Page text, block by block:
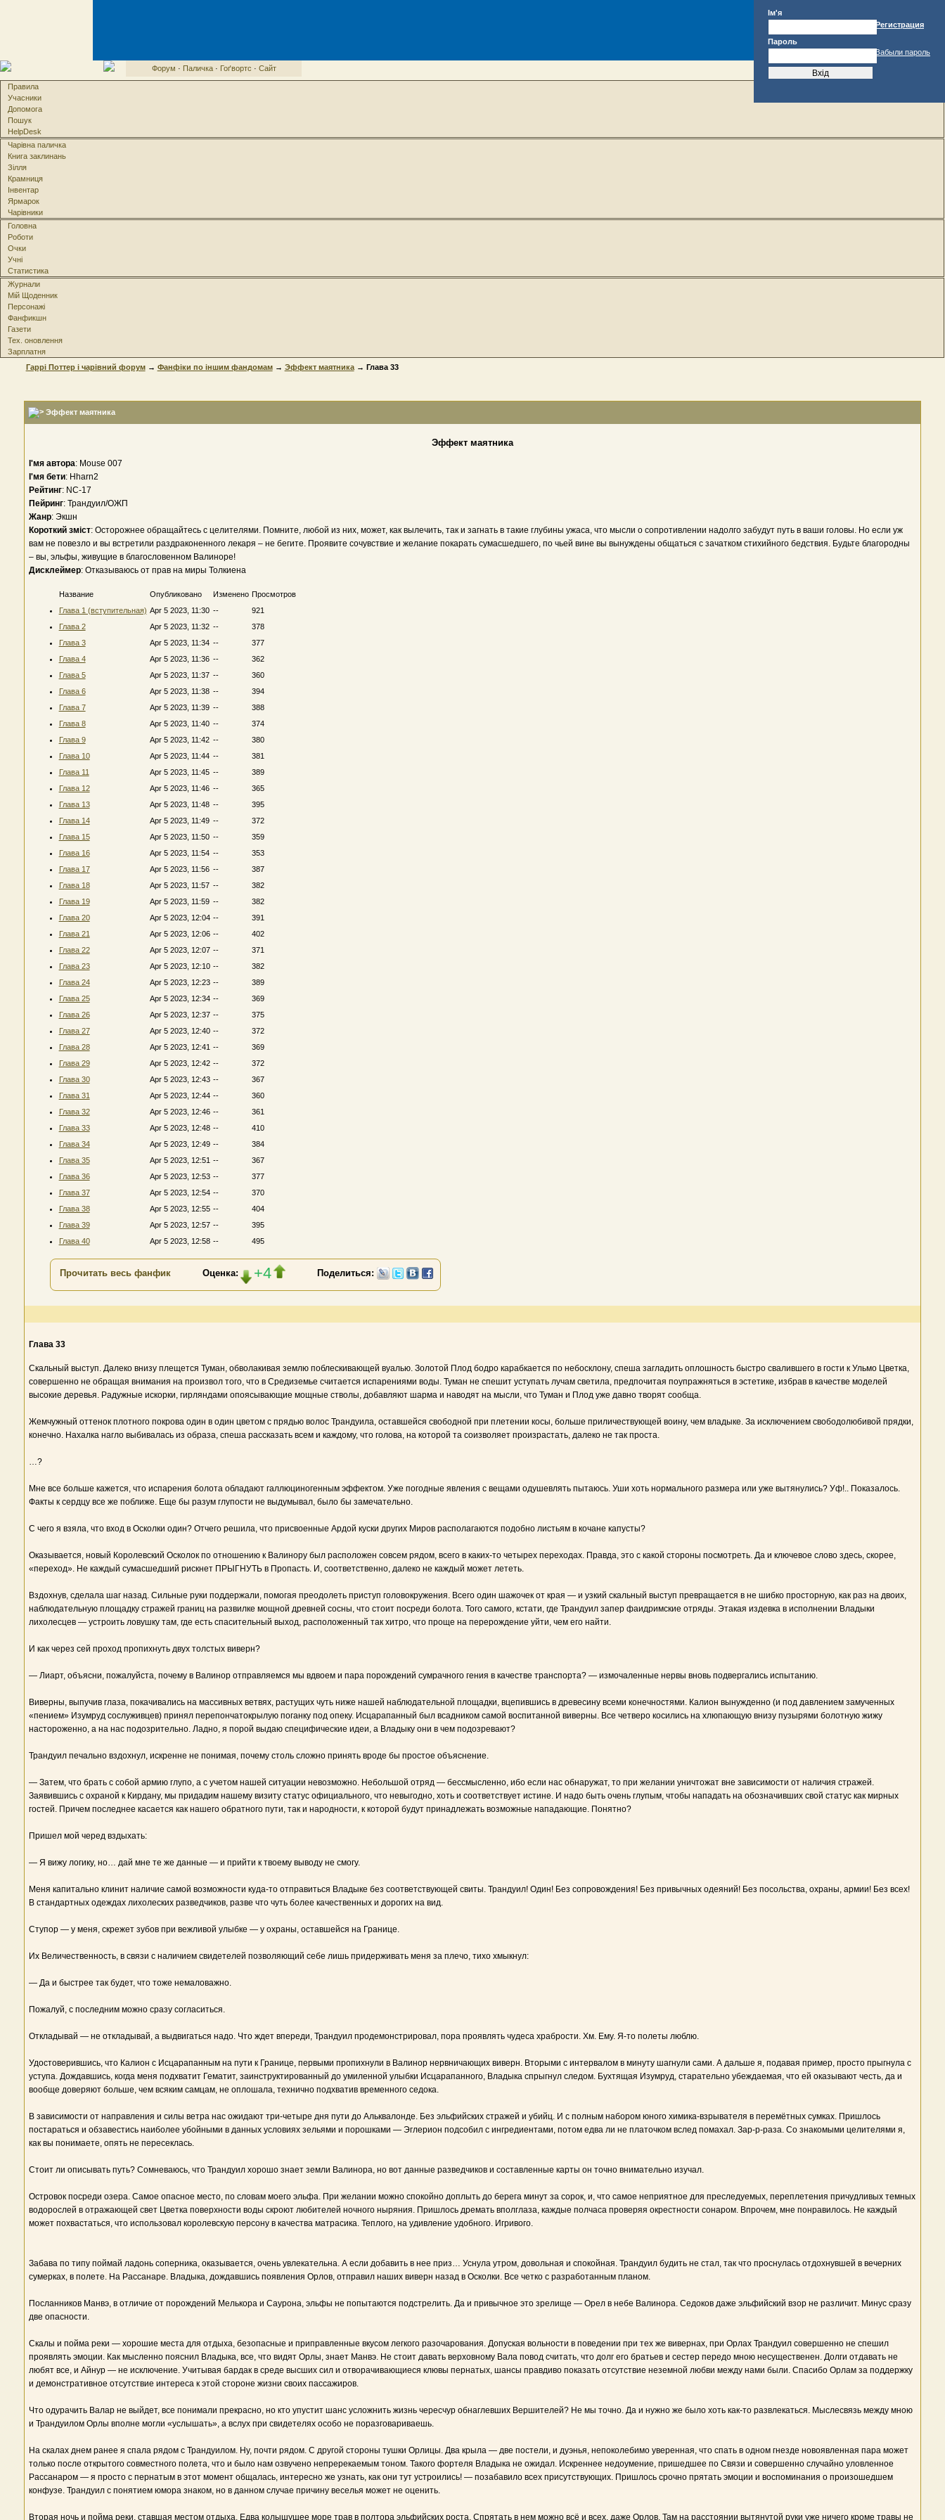
Ім'я
Пароль
Регистрация
Забыли пароль
Форум · Паличка· Гоґвортс · Сайт
Правила
Учасники
Допомога
Пошук
HelpDesk
Чарівна паличка
Книга заклинань
Зілля
Крамниця
Інвентар
Ярмарок
Чарівники
Головна
Роботи
Очки
Учні
Статистика
Журнали
Мій Щоденник
Персонажі
Фанфикшн
Газети
Тех. оновлення
Зарплатня
Гаррі Поттер і чарівний форум→ Фанфіки по іншим фандомам→ Эффект маятника→ Глава 33
Эффект маятника
Эффект маятника
І'мя автора: Mouse 007
І'мя бети: Hharn2
Рейтинг: NC-17
Пейринг: Трандуил/ОЖП
Жанр: Экшн
Короткий зміст: Осторожнее обращайтесь с целителями. Помните, любой из них, может, как вылечить, так и загнать в такие глубины ужаса, что мысли о сопротивлении надолго забудут путь в ваши головы. Но если уж
вам не повезло и вы встретили раздраконенного лекаря – не бегите. Проявите сочувствие и желание покарать сумасшедшего, по чьей вине вы вынуждены общаться с зачатком стихийного бедствия. Будьте благородны
– вы, эльфы, живущие в благословенном Валиноре!
Дисклеймер: Отказываюсь от прав на миры Толкиена
Название Опубликовано Изменено Просмотров
Глава 1 (вступительная) Apr 5 2023, 11:30 --
921
Глава 2
Apr 5 2023, 11:32 --
378
Глава 3
Apr 5 2023, 11:34 --
377
Глава 4
Apr 5 2023, 11:36 --
362
Глава 5
Apr 5 2023, 11:37 --
360
Глава 6
Apr 5 2023, 11:38 --
394
Глава 7
Apr 5 2023, 11:39 --
388
Глава 8
Apr 5 2023, 11:40 --
374
Глава 9
Apr 5 2023, 11:42 --
380
Глава 10
Apr 5 2023, 11:44 --
381
Глава 11
Apr 5 2023, 11:45 --
389
Глава 12
Apr 5 2023, 11:46 --
365
Глава 13
Apr 5 2023, 11:48 --
395
Глава 14
Apr 5 2023, 11:49 --
372
Глава 15
Apr 5 2023, 11:50 --
359
Глава 16
Apr 5 2023, 11:54 --
353
Глава 17
Apr 5 2023, 11:56 --
387
Глава 18
Apr 5 2023, 11:57 --
382
Глава 19
Apr 5 2023, 11:59 --
382
Глава 20
Apr 5 2023, 12:04 --
391
Глава 21
Apr 5 2023, 12:06 --
402
Глава 22
Apr 5 2023, 12:07 --
371
Глава 23
Apr 5 2023, 12:10 --
382
Глава 24
Apr 5 2023, 12:23 --
389
Глава 25
Apr 5 2023, 12:34 --
369
Глава 26
Apr 5 2023, 12:37 --
375
Глава 27
Apr 5 2023, 12:40 --
372
Глава 28
Apr 5 2023, 12:41 --
369
Глава 29
Apr 5 2023, 12:42 --
372
Глава 30
Apr 5 2023, 12:43 --
367
Глава 31
Apr 5 2023, 12:44 --
360
Глава 32
Apr 5 2023, 12:46 --
361
Глава 33
Apr 5 2023, 12:48 --
410
Глава 34
Apr 5 2023, 12:49 --
384
Глава 35
Apr 5 2023, 12:51 --
367
Глава 36
Apr 5 2023, 12:53 --
377
Глава 37
Apr 5 2023, 12:54 --
370
Глава 38
Apr 5 2023, 12:55 --
404
Глава 39
Apr 5 2023, 12:57 --
395
Глава 40
Apr 5 2023, 12:58 -- 495
Прочитать весь фанфик Оценка: +4 Поделиться:
Глава 33
Скальный выступ. Далеко внизу плещется Туман, обволакивая землю поблескивающей вуалью. Золотой Плод бодро карабкается по небосклону, спеша загладить оплошность быстро свалившего в гости к Ульмо Цветка,
совершенно не обращая внимания на произвол того, что в Средиземье считается испарениями воды. Туман не спешит уступать лучам светила, предпочитая поупражняться в эстетике, избрав в качестве моделей
высокие деревья. Радужные искорки, гирляндами опоясывающие мощные стволы, добавляют шарма и наводят на мысли, что Туман и Плод уже давно творят сообща.
Жемчужный оттенок плотного покрова один в один цветом с прядью волос Трандуила, оставшейся свободной при плетении косы, больше приличествующей воину, чем владыке. За исключением свободолюбивой прядки,
конечно. Нахалка нагло выбивалась из образа, спеша рассказать всем и каждому, что голова, на которой та соизволяет произрастать, далеко не так проста.
…?
Мне все больше кажется, что испарения болота обладают галлюциногенным эффектом. Уже погодные явления с вещами одушевлять пытаюсь. Уши хоть нормального размера или уже вытянулись? Уф!.. Показалось.
Факты к сердцу все же поближе. Еще бы разум глупости не выдумывал, было бы замечательно.
С чего я взяла, что вход в Осколки один? Отчего решила, что присвоенные Ардой куски других Миров располагаются подобно листьям в кочане капусты?
Оказывается, новый Королевский Осколок по отношению к Валинору был расположен совсем рядом, всего в каких-то четырех переходах. Правда, это с какой стороны посмотреть. Да и ключевое слово здесь, скорее,
«переход». Не каждый сумасшедший рискнет ПРЫГНУТЬ в Пропасть. И, соответственно, далеко не каждый может лететь.
Вздохнув, сделала шаг назад. Сильные руки поддержали, помогая преодолеть приступ головокружения. Всего один шажочек от края — и узкий скальный выступ превращается в не шибко просторную, как раз на двоих,
наблюдательную площадку стражей границ на развилке мощной древней сосны, что стоит посреди болота. Того самого, кстати, где Трандуил запер фаидримские отряды. Этакая издевка в исполнении Владыки
лихолесцев — устроить ловушку там, где есть спасительный выход, расположенный так хитро, что проще на перерождение уйти, чем его найти.
И как через сей проход пропихнуть двух толстых виверн?
— Лиарт, объясни, пожалуйста, почему в Валинор отправляемся мы вдвоем и пара порождений сумрачного гения в качестве транспорта? — измочаленные нервы вновь подвергались испытанию.
Виверны, выпучив глаза, покачивались на массивных ветвях, растущих чуть ниже нашей наблюдательной площадки, вцепившись в древесину всеми конечностями. Калион вынужденно (и под давлением замученных
«пением» Изумруд сослуживцев) принял перепончатокрылую поганку под опеку. Исцарапанный был всадником самой воспитанной виверны. Все четверо косились на хлюпающую внизу пузырями болотную жижу
настороженно, а на нас подозрительно. Ладно, я порой выдаю специфические идеи, а Владыку они в чем подозревают?
Трандуил печально вздохнул, искренне не понимая, почему столь сложно принять вроде бы простое объяснение.
— Затем, что брать с собой армию глупо, а с учетом нашей ситуации невозможно. Небольшой отряд — бессмысленно, ибо если нас обнаружат, то при желании уничтожат вне зависимости от наличия стражей.
Заявившись с охраной к Кирдану, мы придадим нашему визиту статус официального, что невыгодно, хоть и соответствует истине. И надо быть очень глупым, чтобы нападать на обозначивших свой статус как мирных
гостей. Причем последнее касается как нашего обратного пути, так и народности, к которой будут принадлежать возможные нападающие. Понятно?
Пришел мой черед вздыхать:
— Я вижу логику, но… дай мне те же данные — и прийти к твоему выводу не смогу.
Меня капитально клинит наличие самой возможности куда-то отправиться Владыке без соответствующей свиты. Трандуил! Один! Без сопровождения! Без привычных одеяний! Без посольства, охраны, армии! Без всех!
В стандартных одеждах лихолеских разведчиков, разве что чуть более качественных и дорогих на вид.
Ступор — у меня, скрежет зубов при вежливой улыбке — у охраны, оставшейся на Границе.
Их Величественность, в связи с наличием свидетелей позволяющий себе лишь придерживать меня за плечо, тихо хмыкнул:
— Да и быстрее так будет, что тоже немаловажно.
Пожалуй, с последним можно сразу согласиться.
Откладывай — не откладывай, а выдвигаться надо. Что ждет впереди, Трандуил продемонстрировал, пора проявлять чудеса храбрости. Хм. Ему. Я-то полеты люблю.
Удостоверившись, что Калион с Исцарапанным на пути к Границе, первыми пропихнули в Валинор нервничающих виверн. Вторыми с интервалом в минуту шагнули сами. А дальше я, подавая пример, просто прыгнула с
уступа. Дождавшись, когда меня подхватит Гематит, заинструктированный до умиленной улыбки Исцарапанного, Владыка спрыгнул следом. Бухтящая Изумруд, старательно убеждаемая, что ей оказывают честь, да и
вообще доверяют больше, чем всяким самцам, не оплошала, технично подхватив временного седока.
В зависимости от направления и силы ветра нас ожидают три-четыре дня пути до Альквалонде. Без эльфийских стражей и убийц. И с полным набором юного химика-взрывателя в перемётных сумках. Пришлось
постараться и обзавестись наиболее убойными в данных условиях зельями и порошками — Эглерион подсобил с ингредиентами, потом едва ли не платочком вслед помахал. Зар-р-раза. Со знакомыми целителями я,
как вы понимаете, опять не пересеклась.
Стоит ли описывать путь? Сомневаюсь, что Трандуил хорошо знает земли Валинора, но вот данные разведчиков и составленные карты он точно внимательно изучал.
Островок посреди озера. Самое опасное место, по словам моего эльфа. При желании можно спокойно доплыть до берега минут за сорок, и, что самое неприятное для преследуемых, переплетения причудливых темных
водорослей в отражающей свет Цветка поверхности воды скроют любителей ночного ныряния. Пришлось дремать вполглаза, каждые полчаса проверяя окрестности сонаром. Впрочем, мне понравилось. Не каждый
может похвастаться, что использовал королевскую персону в качества матрасика. Теплого, на удивление удобного. Игривого.
Забава по типу поймай ладонь соперника, оказывается, очень увлекательна. А если добавить в нее приз… Уснула утром, довольная и спокойная. Трандуил будить не стал, так что проснулась отдохнувшей в вечерних
сумерках, в полете. На Рассанаре. Владыка, дождавшись появления Орлов, отправил наших виверн назад в Осколки. Все четко с разработанным планом.
Посланников Манвэ, в отличие от порождений Мелькора и Саурона, эльфы не попытаются подстрелить. Да и привычное это зрелище — Орел в небе Валинора. Седоков даже эльфийский взор не различит. Минус сразу
две опасности.
Скалы и пойма реки — хорошие места для отдыха, безопасные и приправленные вкусом легкого разочарования. Допуская вольности в поведении при тех же вивернах, при Орлах Трандуил совершенно не спешил
проявлять эмоции. Как мысленно пояснил Владыка, все, что видят Орлы, знает Манвэ. Не стоит давать верховному Вала повод считать, что долг его братьев и сестер передо мною несущественен. Долги отдавать не
любят все, и Айнур — не исключение. Учитывая бардак в среде высших сил и отворачивающиеся клювы пернатых, шансы правдиво показать отсутствие неземной любви между нами были. Спасибо Орлам за поддержку
и демонстративное отсутствие интереса к этой стороне жизни своих пассажиров.
Что одурачить Валар не выйдет, все понимали прекрасно, но кто упустит шанс усложнить жизнь чересчур обнаглевших Вершителей? Не мы точно. Да и нужно же было хоть как-то развлекаться. Мыслесвязь между мною
и Трандуилом Орлы вполне могли «услышать», а вслух при свидетелях особо не поразговариваешь.
На скалах днем ранее я спала рядом с Трандуилом. Ну, почти рядом. С другой стороны тушки Орлицы. Два крыла — две постели, и дуэнья, непоколебимо уверенная, что спать в одном гнезде новоявленная пара может
только после открытого совместного полета, что и было нам озвучено непререкаемым тоном. Такого фортеля Владыка не ожидал. Искреннее недоумение, пришедшее по Связи и совершенно случайно уловленное
Рассанаром — я просто с пернатым в этот момент общалась, интересно же узнать, как они тут устроились! — позабавило всех присутствующих. Пришлось срочно прятать эмоции и воспоминания о произошедшем
конфузе. Трандуил с понятием юмора знаком, но в данном случае причину веселья может не оценить.
Вторая ночь и пойма реки, ставшая местом отдыха. Едва колышущее море трав в полтора эльфийских роста. Спрятать в нем можно всё и всех, даже Орлов. Там на расстоянии вытянутой руки уже ничего кроме травы не